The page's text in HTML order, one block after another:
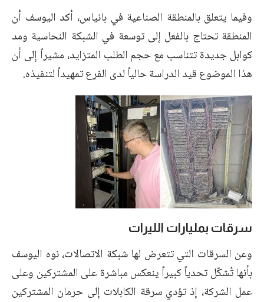
وفيما يتعلق بالمنطقة الصناعية في بانياس، أكد اليوسف أن
المنطقة تحتاج بالفعل إلى توسعة في الشبكة النحاسية ومد
كوابل جديدة تتناسب مع حجم الطلب المتزايد، مشيراً إلى أن
هذا الموضوع قيد الدراسة حالياً لدى الفرع تمهيداً لتنفيذه.
سرقات بمليارات الليرات
وعن السرقات التي تتعرض لها شبكة الاتصالات، نوه اليوسف
بأنها تُشكّل تحدياً كبيراً ينعكس مباشرة على المشتركين وعلى
عمل الشركة، إذ تؤدي سرقة الكابلات إلى حرمان المشتركين